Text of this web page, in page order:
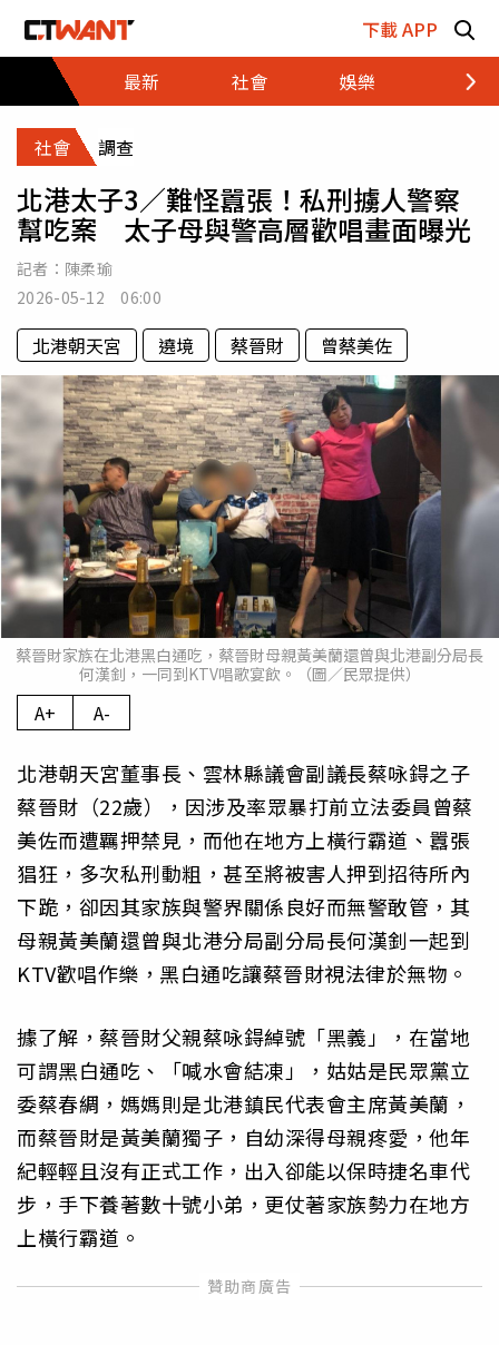
下載 APP
最新
社會 娛樂 財經
社會 調查
北港太子3／難怪囂張！私刑擄人警察
幫吃案 太子母與警高層歡唱畫面曝光
記者： 陳柔瑜
2026-05-12 06:00
北港朝天宮 遶境 蔡晉財 曾蔡美佐
蔡晉財家族在北港黑白通吃，蔡晉財母親黃美蘭還曾與北港副分局長
何漢釗，一同到KTV唱歌宴飲。（圖／民眾提供）
A+ A-
北港朝天宮董事長、雲林縣議會副議長蔡咏鍀之子
蔡晉財（22歲），因涉及率眾暴打前立法委員曾蔡
美佐而遭羈押禁見，而他在地方上橫行霸道、囂張
猖狂，多次私刑動粗，甚至將被害人押到招待所內
下跪，卻因其家族與警界關係良好而無警敢管，其
母親黃美蘭還曾與北港分局副分局長何漢釗一起到
KTV歡唱作樂，黑白通吃讓蔡晉財視法律於無物。
據了解，蔡晉財父親蔡咏鍀綽號「黑義」，在當地
可謂黑白通吃、「喊水會結凍」，姑姑是民眾黨立
委蔡春綢，媽媽則是北港鎮民代表會主席黃美蘭，
而蔡晉財是黃美蘭獨子，自幼深得母親疼愛，他年
紀輕輕且沒有正式工作，出入卻能以保時捷名車代
步，手下養著數十號小弟，更仗著家族勢力在地方
上橫行霸道。